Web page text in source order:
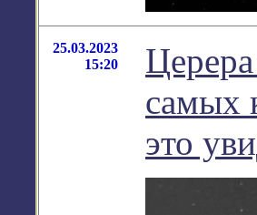
25.03.2023
15:20
самых
это